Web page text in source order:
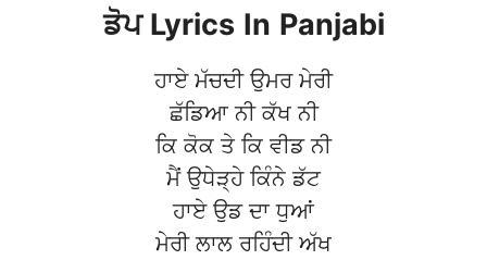
ਡੋਪ Lyrics In Panjabi
ਹਾਏ ਮੱਚਦੀ ਉਮਰ ਮੇਰੀ
ਛੱਡਿਆ ਨੀ ਕੱਖ ਨੀ
ਕਿ ਕੋਕ ਤੇ ਕਿ ਵੀਡ ਨੀ
ਮੈਂ ਉਧੇੜ੍ਹੇ ਕਿੰਨੇ ਡੱਟ
ਹਾਏ ਉਡ ਦਾ ਧੁਆਂ
ਮੇਰੀ ਲਾਲ ਰਹਿੰਦੀ ਅੱਖ